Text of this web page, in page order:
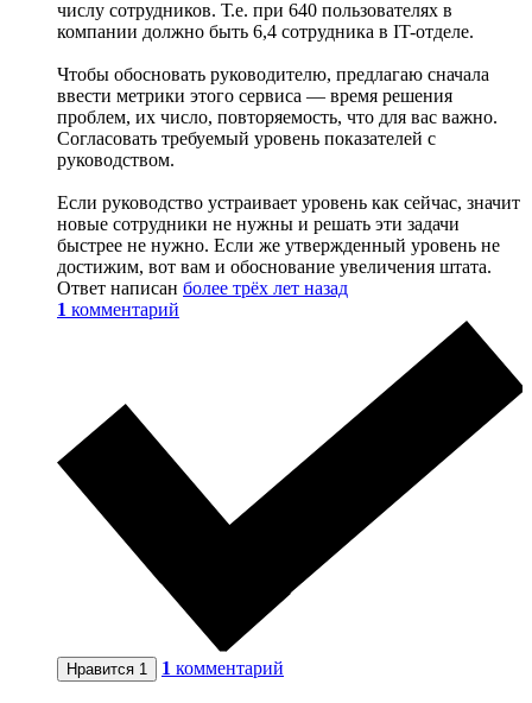
числу сотрудников. Т.е. при 640 пользователях в
компании должно быть 6,4 сотрудника в IT-отделе.
Чтобы обосновать руководителю, предлагаю сначала
ввести метрики этого сервиса — время решения
проблем, их число, повторяемость, что для вас важно.
Согласовать требуемый уровень показателей с
руководством.
Если руководство устраивает уровень как сейчас, значит
новые сотрудники не нужны и решать эти задачи
быстрее не нужно. Если же утвержденный уровень не
достижим, вот вам и обоснование увеличения штата.
Ответ написан более трёх лет назад
1 комментарий
Нравится 1 1 комментарий